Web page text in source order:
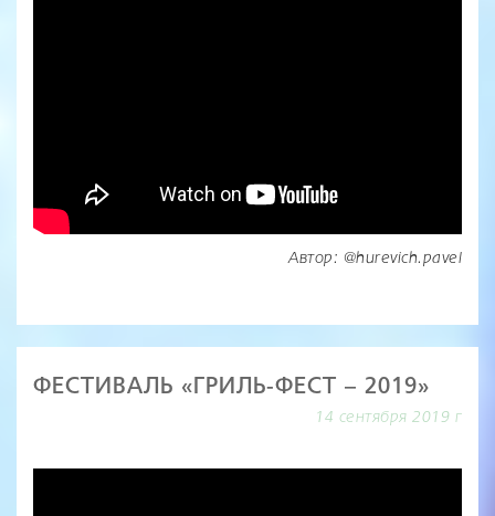
Автор: @hurevich.pavel
ФЕСТИВАЛЬ «ГРИЛЬ-ФЕСТ – 2019»
14 сентября 2019 г